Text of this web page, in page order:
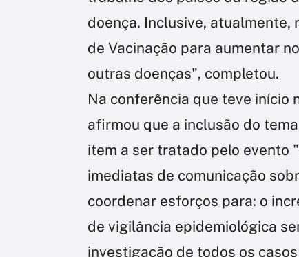
doença. Inclusive, atualmente,
de Vacinação para aumentar
outras doenças", completou.
Na conferência que teve início
afirmou que a inclusão do
item a ser tratado pelo evento
imediatas de comunicação
coordenar esforços para: o
de vigilância epidemiológica
investigação de todos os